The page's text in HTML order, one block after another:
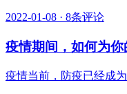
2022-01-08 · 8条评论
疫情期间，如何为你
疫情当前，防疫已经成